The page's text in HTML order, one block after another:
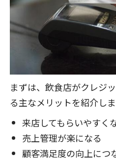
まずは、飲食店がクレジ
る主なメリットを紹介しま
来店してもらいやすく
売上管理が楽になる
顧客満足度の向上につ